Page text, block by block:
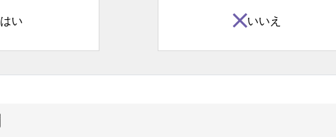
はい いいえ